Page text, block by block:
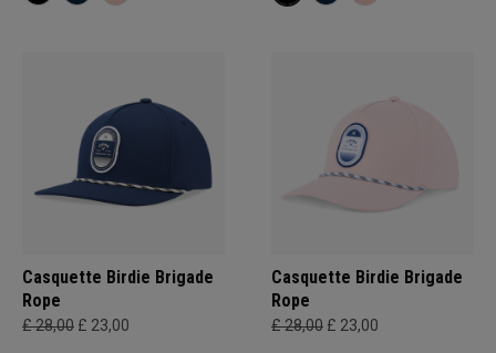
Casquette Birdie Brigade
Rope
£ 28,00 £ 23,00
Casquette Birdie Brigade
Rope
£ 28,00 £ 23,00